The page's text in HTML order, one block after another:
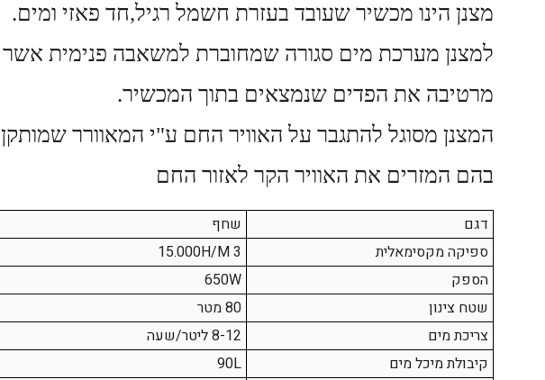
מצנן הינו מכשיר שעובד בעזרת חשמל רגיל,חד פאזי ומים.
למצנן מערכת מים סגורה שמחוברת למשאבה פנימית אשר
מרטיבה את הפדים שנמצאים בתוך המכשיר.
המצנן מסוגל להתגבר על האוויר החם ע"י המאוורר שמותקן
בהם המזרים את האוויר הקר לאזור החם
דגם
שחף
ספיקה מקסימאלית
3
M
/
H
15.000
הספק
650W
שטח צינון
80 מטר
צריכת מים
8-12 ליטר/שעה
קיבולת מיכל מים
90L